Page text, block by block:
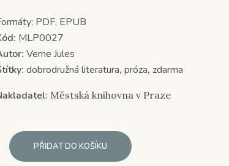
PDF, EPUB
MLP0027
Verne Jules
dobrodružná literatura, próza, zdarma
Městská knihovna v Praze
PŘIDAT DO KOŠÍKU